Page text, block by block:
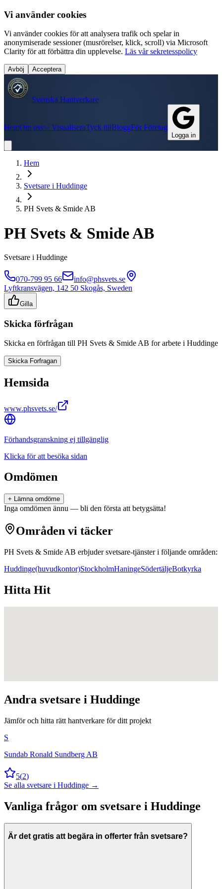
Vi använder cookies
Vi använder cookies för att analysera trafik och spelar in
anonymiserade sessioner (musrörelser, klick, scroll) via Microsoft
Clarity för att förbättra din upplevelse. Läs vår sekretesspolicy
Avböj Acceptera
Svenska Hantverkare
HemOm oss✨ VisualiseraTyck tillBloggFör Företag
Logga in
Hem
Svetsare i Huddinge
PH Svets & Smide AB
PH Svets & Smide AB
Svetsare i Huddinge
070-799 95 66
info@phsvets.se
Lyftkransvägen, 142 50 Skogås, Sweden
Gilla
Skicka förfrågan
Skicka en förfrågan till PH Svets & Smide AB for arbete i Huddinge
Skicka Forfragan
Hemsida
www.phsvets.se/
Förhandsgranskning ej tillgänglig
Klicka för att besöka sidan
Omdömen
+ Lämna omdöme
Inga omdömen ännu — bli den första att betygsätta!
Områden vi täcker
PH Svets & Smide AB erbjudersvetsare-tjänster i följande områden:
Huddinge(huvudkontor)StockholmHaningeSödertäljeBotkyrka
Hitta Hit
Andra svetsare i Huddinge
Jämför och hitta rätt hantverkare för ditt projekt
S
Sundab Ronald Sundberg AB
5(2)
Se alla svetsare i Huddinge →
Vanliga frågor om svetsare i Huddinge
Är det gratis att begära in offerter från svetsare?